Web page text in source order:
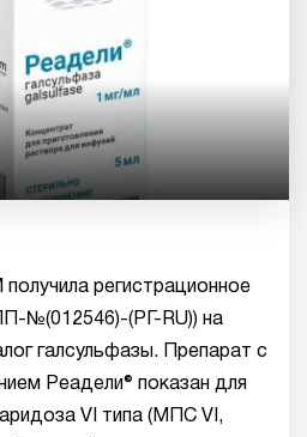
регистрационное
№(012546)-(РГ-RU)) на
галсульфазы. Препарат с
Реадели® показан для
VI типа (МПС VI,